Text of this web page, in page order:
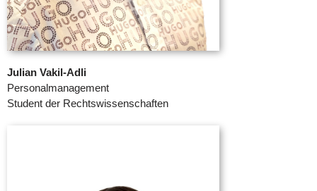
Julian Vakil-Adli
Personalmanagement
Student der Rechtswissenschaften